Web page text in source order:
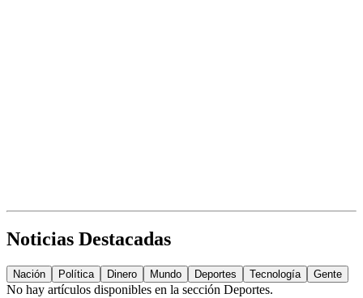
Noticias Destacadas
Nación Política Dinero Mundo Deportes Tecnología Gente
No hay artículos disponibles en la sección Deportes.